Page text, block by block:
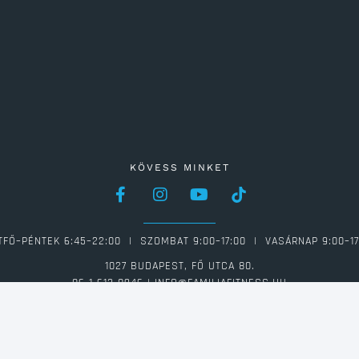
KÖVESS MINKET
6:45–22:00 | SZOMBAT 9:00–17:00 | VASÁRNAP
1027 BUDAPEST, FŐ UTCA 80.
06 1 613 0946 | INFO@FAMILIAFITNESS.HU